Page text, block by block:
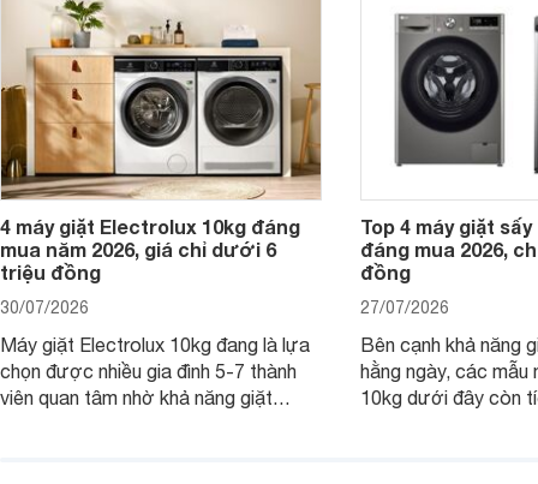
4 máy giặt Electrolux 10kg đáng
mua năm 2026, giá chỉ dưới 6
triệu đồng
30/07/2026
Máy giặt Electrolux 10kg đang là lựa
chọn được nhiều gia đình 5-7 thành
viên quan tâm nhờ khả năng giặt
Top 4 máy giặt
đáng mua 2026,
đồng
27/07/2026
Bên cạnh khả năng
hằng ngày, các mẫu
10kg dưới đây còn